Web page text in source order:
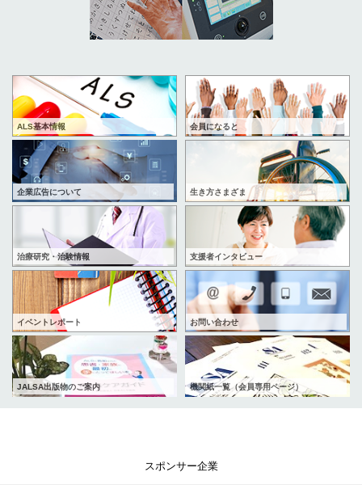
ALS基本情報 会員になると
企業広告について 生き方さまざま
治療研究・治験情報 支援者インタビュー
イベントレポート お問い合わせ
JALSA出版物のご案内 機関紙一覧（会員専用ページ）
スポンサー企業